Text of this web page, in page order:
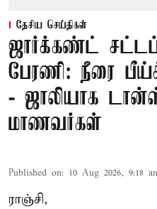
தேசிய செய்திகள்
ஜார்க்கண்ட்
பேரணி: நீரை
- ஜாலியாக
மாணவர்கள்
Published on: 10 Aug 2026, 9:18
ராஞ்சி,